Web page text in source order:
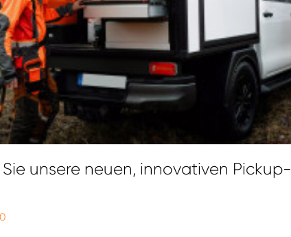
unsere neuen, innovativen Pickup-